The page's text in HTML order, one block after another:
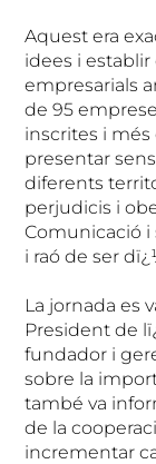
Aquest era
idees i
empresarials
de 95
inscrites i més
presentar
diferents
perjudicis i
Comunicació i
i raó de ser
La jornada es
President de
fundador i
sobre la
també va
de la
incrementar